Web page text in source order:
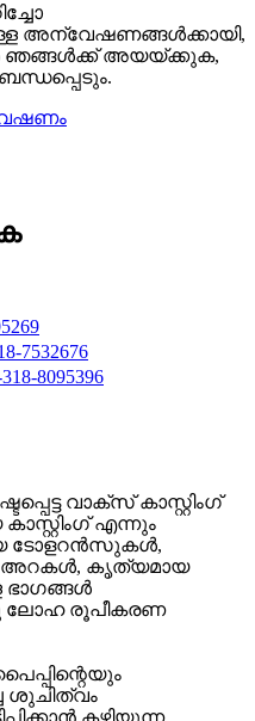
അന്വേഷണങ്ങൾ‌ക്കായി,
ഞങ്ങൾ‌ക്ക് അയയ്‌ക്കുക,
7532676
8095396
വാക്സ് കാസ്റ്റിംഗ്
എന്നും
ടോളറൻസുകൾ,
അറകൾ, കൃത്യമായ
ലോഹ രൂപീകരണ
ശുചിത്വം